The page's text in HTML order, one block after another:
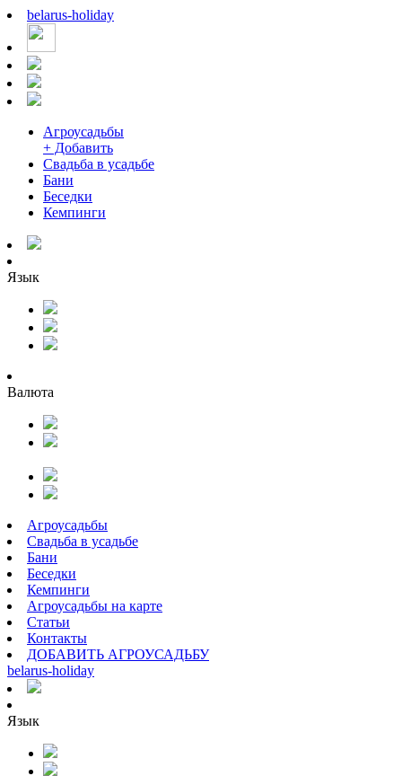
belarus-holiday
Агроусадьбы
+ Добавить
Свадьба в усадьбе
Бани
Беседки
Кемпинги
Язык
Валюта
Агроусадьбы
Свадьба в усадьбе
Бани
Беседки
Кемпинги
Агроусадьбы на карте
Статьи
Контакты
ДОБАВИТЬ АГРОУСАДЬБУ
belarus-holiday
Язык